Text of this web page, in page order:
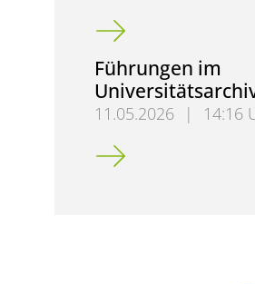
Abel-Preis für
Führungen im
11.05.2026 |
14:16
Führungen im